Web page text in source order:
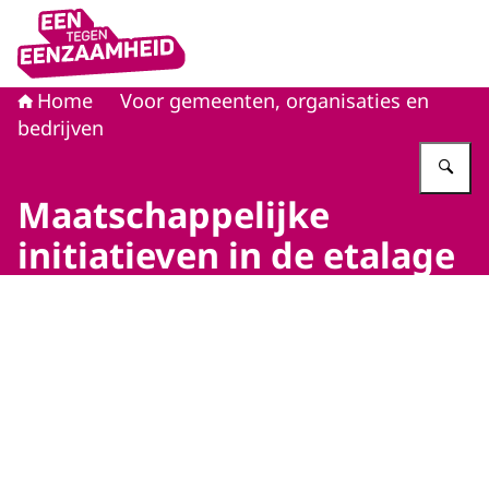
Naar de homepage van Eén tegen eenzaamheid
Home
Voor gemeenten, organisaties en
bedrijven
Maatschappelijke
initiatieven in de etalage